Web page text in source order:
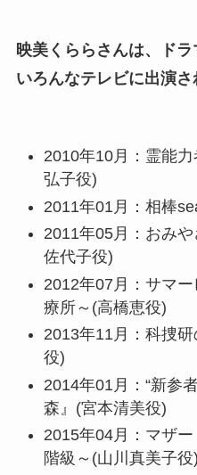
映美くららさんは、ド
いろんなテレビに出演さ
2010年10月：霊能
弘子役)
2011年01月：相棒
2011年05月：おみ
佐代子役)
2012年07月：サマ
療所～(高橋恵役)
2013年11月：科捜
役)
2014年01月：“新参
森』(宮本清美役)
2015年04月：マザ
階級～(山川真美子役)